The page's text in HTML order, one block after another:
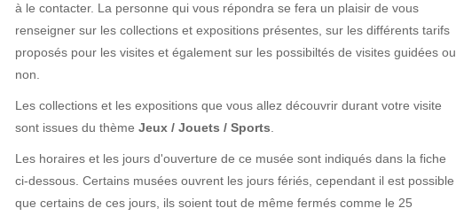
à le contacter. La personne qui vous répondra se fera un plaisir de vous
renseigner sur les collections et expositions présentes, sur les différents tarifs
proposés pour les visites et également sur les possibiltés de visites guidées ou
non.
Les collections et les expositions que vous allez découvrir durant votre visite
sont issues du thème Jeux / Jouets / Sports
Les horaires et les jours d'ouverture de ce musée sont indiqués dans la fiche
ci-dessous. Certains musées ouvrent les jours fériés, cependant il est possible
que certains de ces jours, ils soient tout de même fermés comme le 25